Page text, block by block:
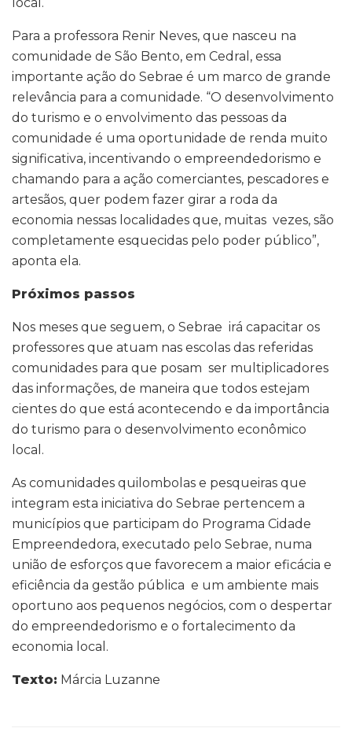
Para a professora Renir Neves, que nasceu na
comunidade de São Bento, em Cedral, essa
importante ação do Sebrae é um marco de grande
relevância para a comunidade. “O desenvolvimento
do turismo e o envolvimento das pessoas da
comunidade é uma oportunidade de renda muito
significativa, incentivando o empreendedorismo e
chamando para a ação comerciantes, pescadores e
artesãos, quer podem fazer girar a roda da
economia nessas localidades que, muitas vezes, são
completamente esquecidas pelo poder público”,
aponta ela.
Próximos passos
Nos meses que seguem, o Sebrae irá capacitar os
professores que atuam nas escolas das referidas
comunidades para que posam ser multiplicadores
das informações, de maneira que todos estejam
cientes do que está acontecendo e da importância
do turismo para o desenvolvimento econômico
local.
As comunidades quilombolas e pesqueiras que
integram esta iniciativa do Sebrae pertencem a
municípios que participam do Programa Cidade
Empreendedora, executado pelo Sebrae, numa
união de esforços que favorecem a maior eficácia e
eficiência da gestão pública e um ambiente mais
oportuno aos pequenos negócios, com o despertar
do empreendedorismo e o fortalecimento da
economia local.
Texto: Márcia Luzanne